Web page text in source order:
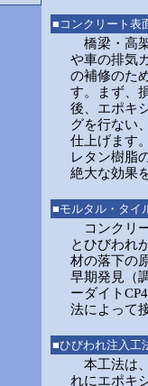
■コンクリート表
橋梁・高
や車の排気
の補修のた
す。まず、
後、エポキ
グを行ない
仕上げます
レタン樹脂
絶大な効果
■モルタル・タイ
コンクリ
とひびわれ
材の落下の
早期発見（
ーダイト
法によって
■ひびわれ注入工
本工法は
れにエポキ